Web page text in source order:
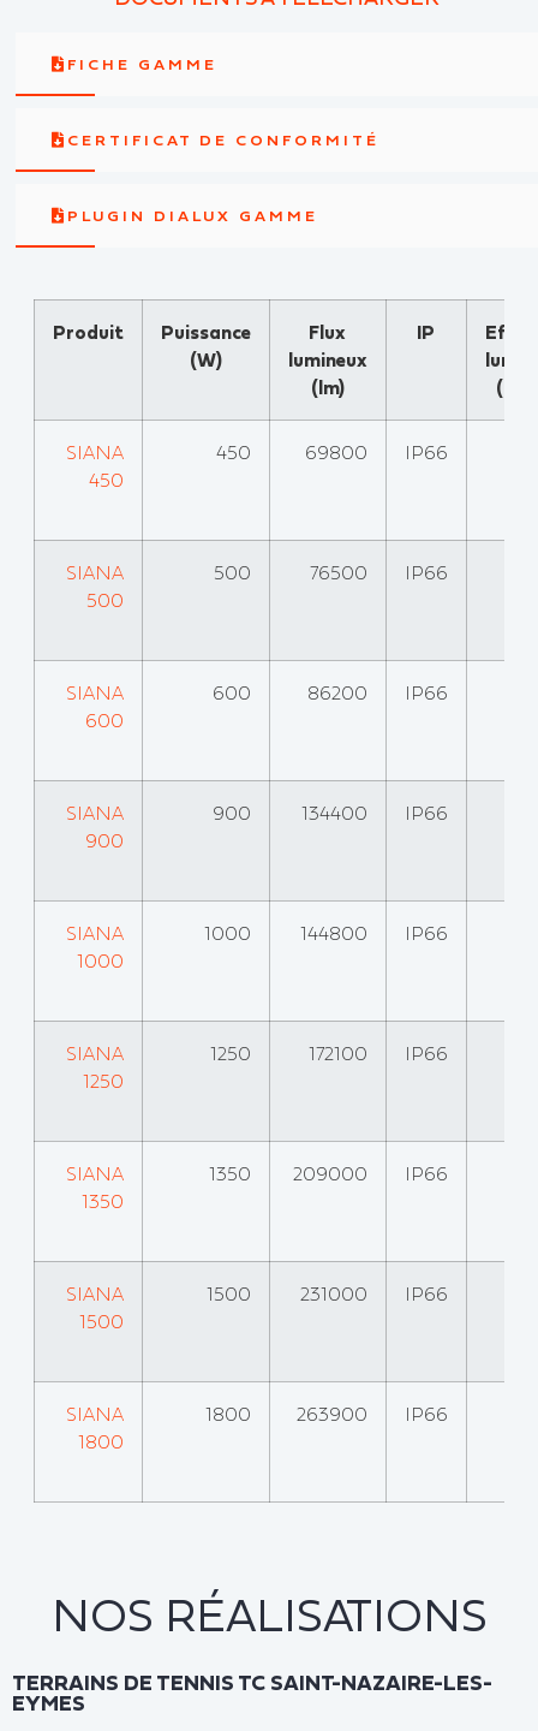
FICHE GAMME
CERTIFICAT DE CONFORMITÉ
PLUGIN DIALUX GAMME
Produit
Puissance
(W)
Flux
lumineux
(lm)
IP
(lm/
SIANA
450
450 69800 IP66
SIANA
500
500 76500 IP66
SIANA
600
600 86200 IP66
SIANA
900
900 134400 IP66
SIANA
1000
1000 144800 IP66
SIANA
1250
1250 172100 IP66
SIANA
1350
1350 209000 IP66
SIANA
1500
1500 231000 IP66
SIANA
1800
1800 263900 IP66
NOS RÉALISATIONS
TERRAINS DE TENNIS TC SAINT-NAZAIRE-LES-
EYMES